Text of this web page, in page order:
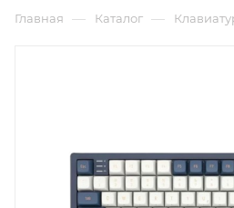
Главная — Каталог —